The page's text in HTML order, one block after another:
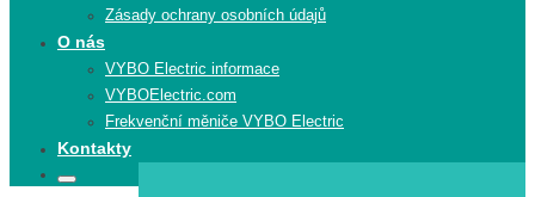
Zásady ochrany osobních údajů
O nás
VYBO Electric informace
VYBOElectric.com
Frekvenční měniče VYBO Electric
Kontakty
Search
Search